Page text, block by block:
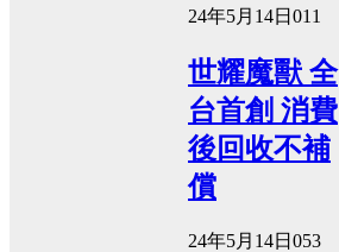
24年5月14日 011
世耀魔獸 全
台首創 消費
後回收不補
償
24年5月14日 053